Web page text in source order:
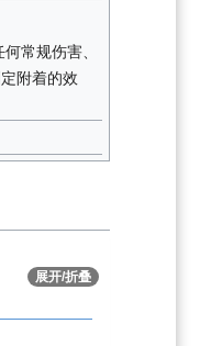
常规伤害、
附着的效
展开/折叠